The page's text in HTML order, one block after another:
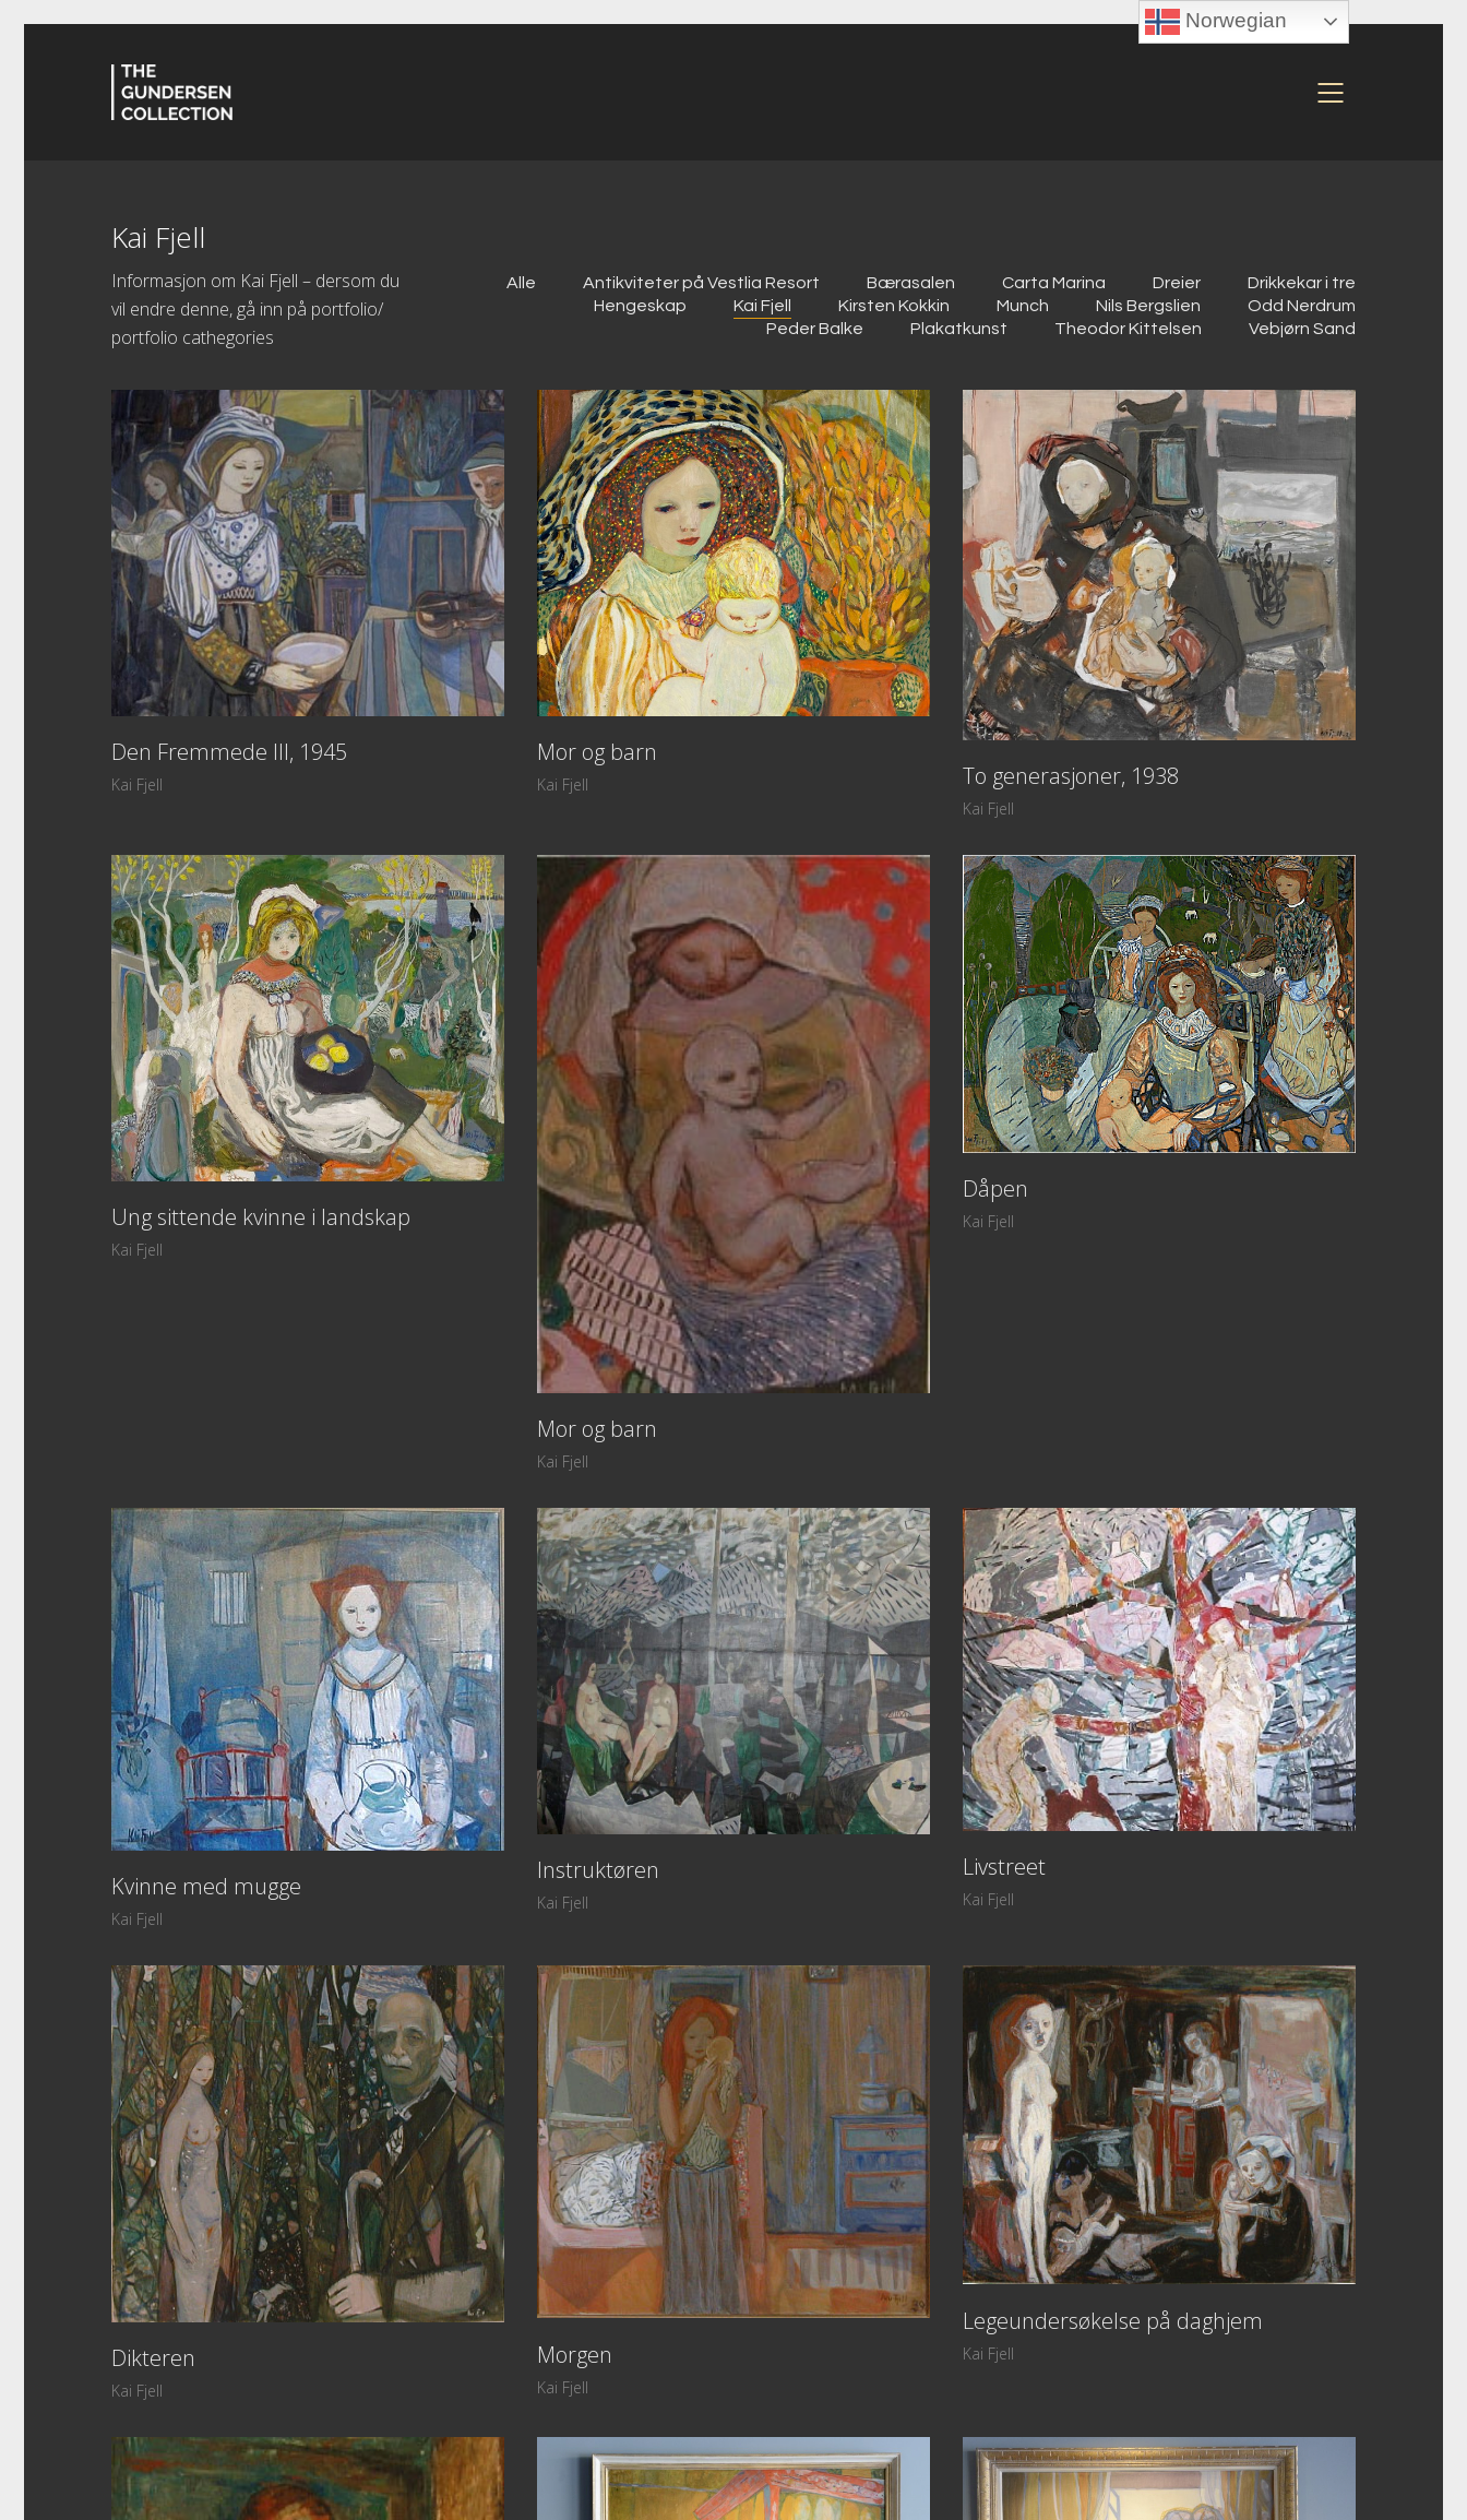
Kai Fjell
Informasjon om Kai Fjell – dersom du
vil endre denne, gå inn på portfolio/
portfolio cathegories
Alle Antikviteter på Vestlia Resort Bærasalen Carta Marina Dreier
Drikkekar i tre
Hengeskap
Kai Fjell Kirsten Kokkin Munch Nils Bergslien
Odd Nerdrum
Peder Balke
Plakatkunst Theodor Kittelsen Vebjørn Sand
Den Fremmede III, 1945
Kai Fjell
Mor og barn
Kai Fjell To generasjoner, 1938
Kai Fjell
Ung sittende kvinne i landskap
Kai Fjell
Mor og barn
Kai Fjell
Dåpen
Kai Fjell
Kvinne med mugge
Kai Fjell
Instruktøren
Kai Fjell
Livstreet
Kai Fjell
Dikteren
Kai Fjell
Morgen
Kai Fjell
Legeundersøkelse på daghjem
Kai Fjell
Norwegian